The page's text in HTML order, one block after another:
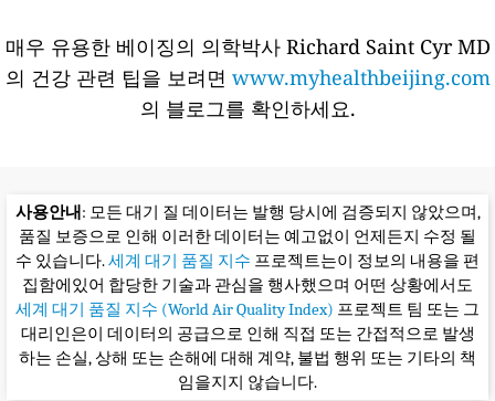
매우 유용한 베이징의 의학박사 Richard Saint Cyr MD
의 건강 관련 팁을 보려면 www.myhealthbeijing.com
의 블로그를 확인하세요.
사용안내 : 모든 대기 질 데이터는 발행 당시에 검증되지 않았으며,
품질 보증으로 인해 이러한 데이터는 예고없이 언제든지 수정 될
수 있습니다.세계 대기 품질 지수 프로젝트는이 정보의 내용을 편
집함에있어 합당한 기술과 관심을 행사했으며 어떤 상황에서도
세계 대기 품질 지수 (World Air Quality Index) 프로젝트 팀 또는 그
대리인은이 데이터의 공급으로 인해 직접 또는 간접적으로 발생
하는 손실, 상해 또는 손해에 대해 계약, 불법 행위 또는 기타의 책
임을지지 않습니다.